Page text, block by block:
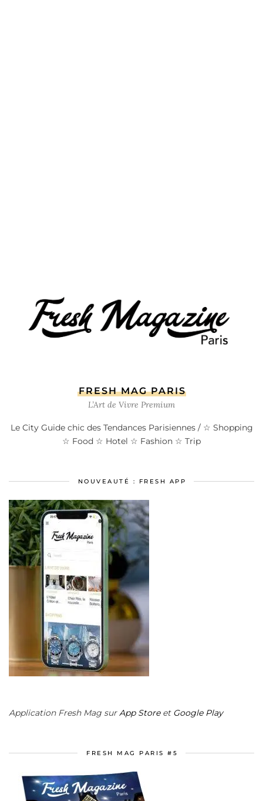
FRESH MAG PARIS
L’Art de Vivre Premium
Le City Guide chic des Tendances Parisiennes / ☆ Shopping
☆ Food ☆ Hotel ☆ Fashion ☆ Trip
NOUVEAUTÉ : FRESH APP
Application Fresh Mag sur App Storeet Google Play
FRESH MAG PARIS #5